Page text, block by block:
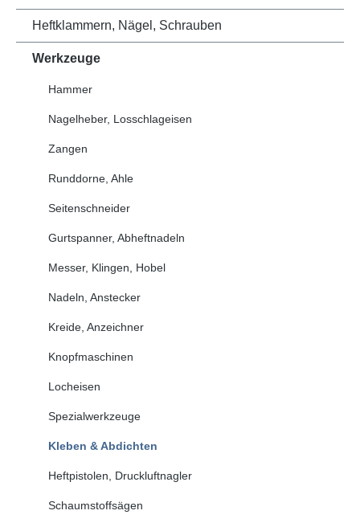
Heftklammern, Nägel, Schrauben
Werkzeuge
Hammer
Nagelheber, Losschlageisen
Zangen
Runddorne, Ahle
Seitenschneider
Gurtspanner, Abheftnadeln
Messer, Klingen, Hobel
Nadeln, Anstecker
Kreide, Anzeichner
Knopfmaschinen
Locheisen
Spezialwerkzeuge
Kleben & Abdichten
Heftpistolen, Druckluftnagler
Schaumstoffsägen